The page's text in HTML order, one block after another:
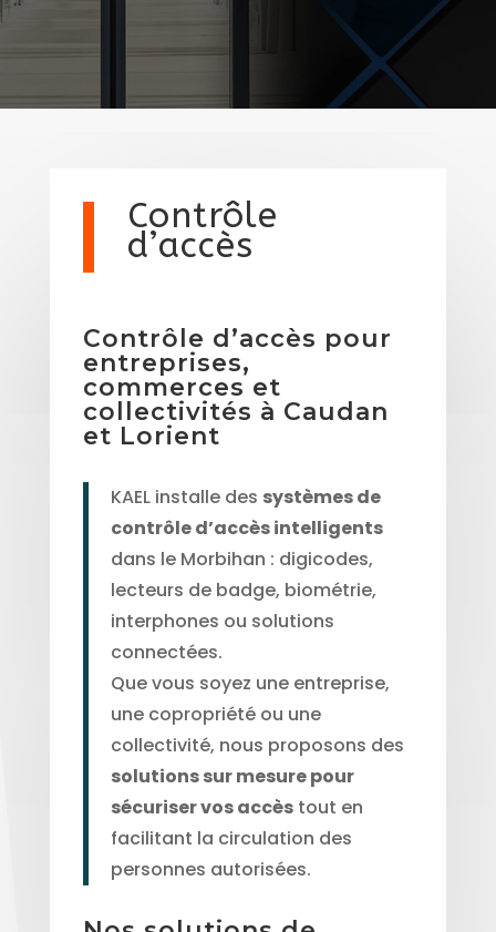
Contrôle
d’accès
Contrôle d’accès pour
entreprises,
commerces et
collectivités à Caudan
et Lorient
KAEL installe des systèmes de
contrôle d’accès intelligents
dans le Morbihan : digicodes,
lecteurs de badge, biométrie,
interphones ou solutions
connectées.
Que vous soyez une entreprise,
une copropriété ou une
collectivité, nous proposons des
solutions sur mesure pour
sécuriser vos accèstout en
facilitant la circulation des
personnes autorisées.